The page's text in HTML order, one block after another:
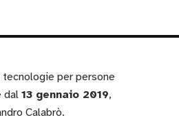
per persone
dal 13 gennaio 2019,
Calabrò.